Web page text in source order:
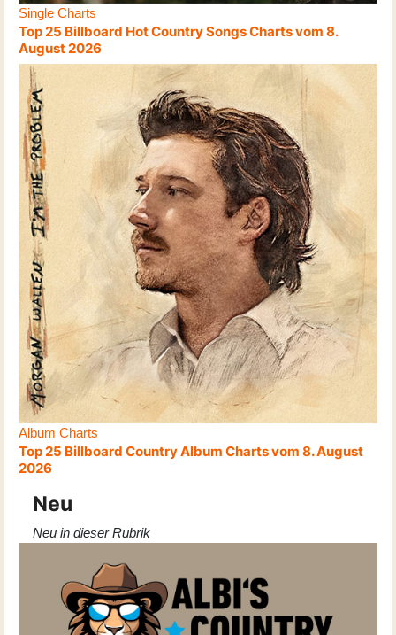
Single Charts
Top 25 Billboard Hot Country Songs Charts vom 8.
August 2026
Album Charts
Top 25 Billboard Country Album Charts vom 8. August
2026
Neu
Neu in dieser Rubrik